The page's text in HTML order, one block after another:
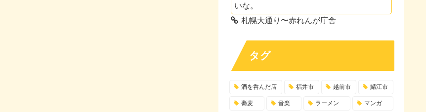
いな。
札幌大通り〜赤れんが庁舎
タグ
酒を呑んだ店 福井市 越前市 鯖江市
蕎麦 音楽 ラーメン マンガ